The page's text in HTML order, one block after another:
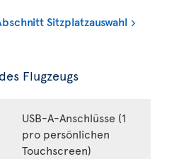
Sitzplatzauswahl
Flugzeugs
USB-A-Anschlüsse (1
pro persönlichen
Touchscreen)